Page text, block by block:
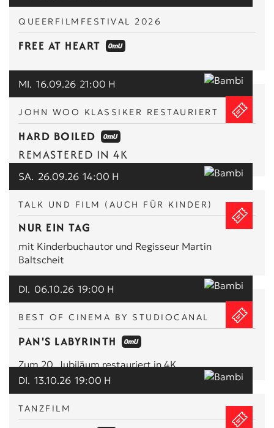
QUEERFILMFESTIVAL 2026
FREE AT HEART
JOHN WOO KLASSIKER RESTAURIERT
HARD BOILED
REMASTERED IN 4K
MI. 16.09.26 21:00 H
TALK UND FILM (AUCH FÜR KINDER)
NUR EIN TAG
mit Kinderbuchautor und Regisseur Martin
Baltscheit
SA. 26.09.26 14:00 H
BEST OF CINEMA BY STUDIOCANAL
PAN'S LABYRINTH
Zum 20. Jubiläum restauriert in 4K
DI. 06.10.26 19:00 H
TANZFILM
DI. 13.10.26 19:00 H